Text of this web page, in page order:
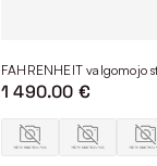
FAHRENHEIT valgomojo
1 490.00 €